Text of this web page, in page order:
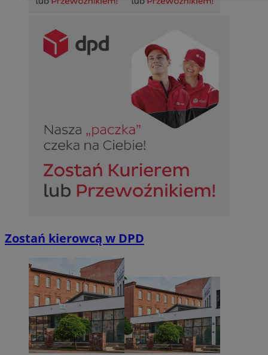
Zostań kierowcą w DPD
Niezbędne Wydajność Targetowanie
Niezbędne pliki cookie umożliwiają korzystanie z podstawowych
można prawidłowo korzystać ze strony internetowej.
Nazwa
Provider /
Domena
QeSessID
MvSessID sosnowiecki.pl
euds .rfihub.com